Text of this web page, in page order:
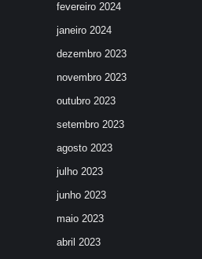
fevereiro 2024
janeiro 2024
dezembro 2023
novembro 2023
outubro 2023
setembro 2023
agosto 2023
julho 2023
junho 2023
maio 2023
abril 2023